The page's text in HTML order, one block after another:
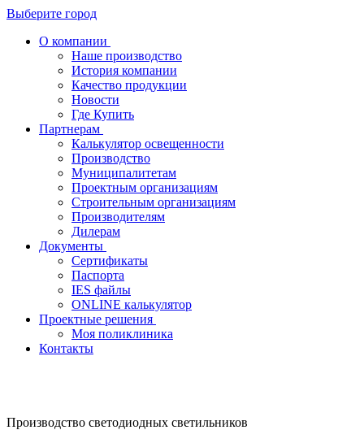
Выберите город
О компании
Наше производство
История компании
Качество продукции
Новости
Где Купить
Партнерам
Калькулятор освещенности
Производство
Муниципалитетам
Проектным организациям
Строительным организациям
Производителям
Дилерам
Документы
Сертификаты
Паспорта
IES файлы
ONLINE калькулятор
Проектные решения
Моя поликлиника
Контакты
Производство светодиодных светильников